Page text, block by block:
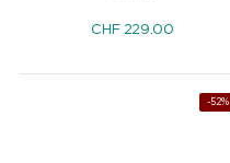
CHF 229.00
-52%